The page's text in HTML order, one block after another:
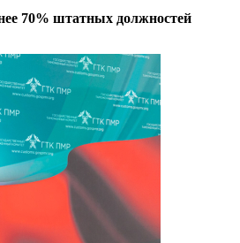
70% штатных должностей